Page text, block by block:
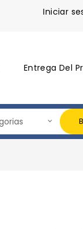
Iniciar
Entrega Del